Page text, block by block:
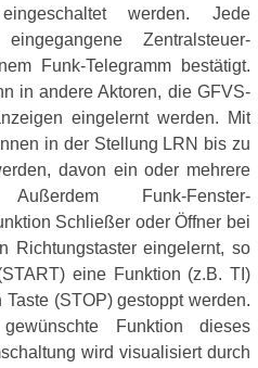
werden. Jede
Zentralsteuer-
Funk-Telegramm bestätigt.
in andere Aktoren, die GFVS-
eingelernt werden. Mit
in der Stellung LRN bis zu
davon ein oder mehrere
Außerdem Funk-Fenster-
Schließer oder Öffner bei
Richtungstaster eingelernt, so
eine Funktion (z.B. TI)
(STOP) gestoppt werden.
Funktion dieses
wird visualisiert durch